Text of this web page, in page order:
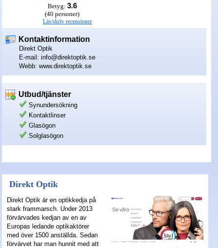
Tillverkare - linser
Linstillbehör
Nyheter - linser
Betyg: 3.6
(40 personer)
Läs/skriv recensioner
Kontaktinformation
Direkt Optik
E-mail: info@direktoptik.se
Webb: www.direktoptik.se
Utbud/tjänster
Synundersökning
Kontaktlinser
Glasögon
Solglasögon
Direkt Optik
Direkt Optik är en optikkedja på
stark frammarsch. Under 2013
förvärvades kedjan av en av
Europas ledande optikaktörer
med över 1500 anställda. Sedan
förvärvet har man hunnit med att